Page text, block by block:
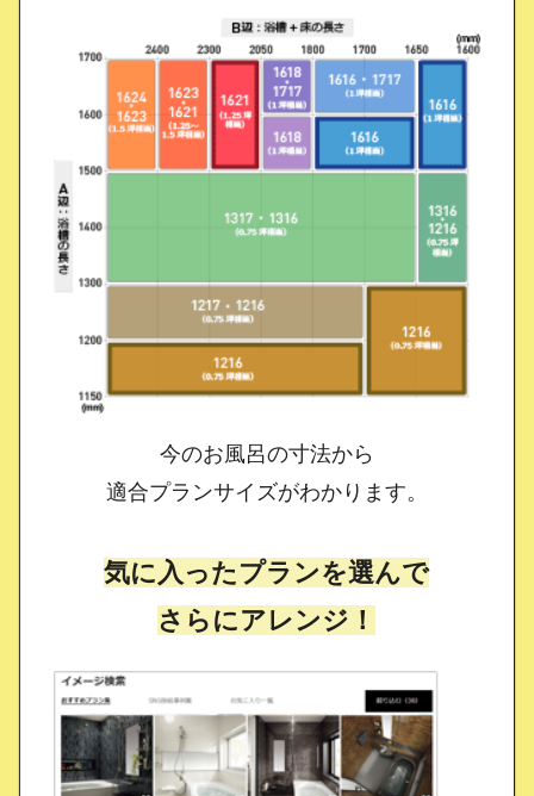
今のお風呂の寸法から
適合プランサイズがわかります。
気に入ったプランを選んで
さらにアレンジ！